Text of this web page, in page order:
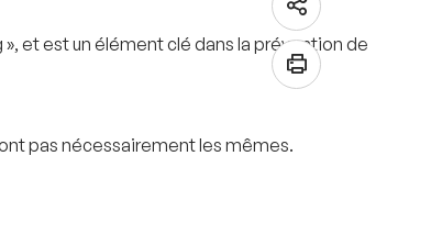
et est un élément clé dans la prévention de
pas nécessairement les mêmes.